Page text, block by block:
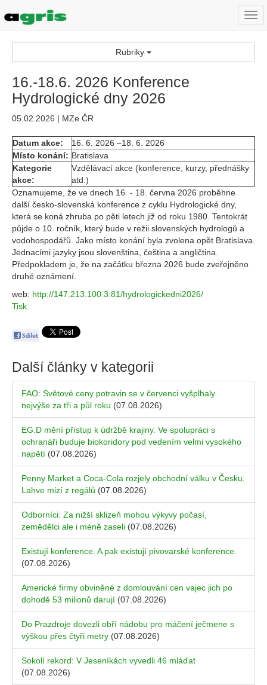
Rubriky
16.-18.6. 2026 Konference
Hydrologické dny 2026
05.02.2026 | MZe ČR
Datum akce:
16. 6. 2026 –18. 6. 2026
Místo konání: Bratislava
Kategorie
akce:
Vzdělávací akce (konference, kurzy, přednášky
atd.)
Oznamujeme, že ve dnech 16. - 18. června 2026 proběhne
další česko-slovenská konference z cyklu Hydrologické dny,
která se koná zhruba po pěti letech již od roku 1980. Tentokrát
půjde o 10. ročník, který bude v režii slovenských hydrologů a
vodohospodářů. Jako místo konání byla zvolena opět Bratislava.
Jednacími jazyky jsou slovenština, čeština a angličtina.
Předpokladem je, že na začátku března 2026 bude zveřejněno
druhé oznámení.
web: http://147.213.100.3:81/hydrologickedni2026/
Tisk
Další články v kategorii
FAO: Světové ceny potravin se v červenci vyšplhaly
nejvýše za tři a půl roku (07.08.2026)
EG.D mění přístup k údržbě krajiny. Ve spolupráci s
ochranáři buduje biokoridory pod vedením velmi vysokého
napětí (07.08.2026)
Penny Market a Coca-Cola rozjely obchodní válku v Česku.
Lahve mizí z regálů (07.08.2026)
Odborníci: Za nižší sklizeň mohou výkyvy počasí,
zemědělci ale i méně zaseli (07.08.2026)
Existují konference. A pak existují pivovarské konference.
(07.08.2026)
Americké firmy obviněné z domlouvání cen vajec jich po
dohodě 53 milionů darují (07.08.2026)
Do Prazdroje dovezli obří nádobu pro máčení ječmene s
výškou přes čtyři metry (07.08.2026)
Sokolí rekord: V Jeseníkách vyvedli 46 mláďat
(07.08.2026)